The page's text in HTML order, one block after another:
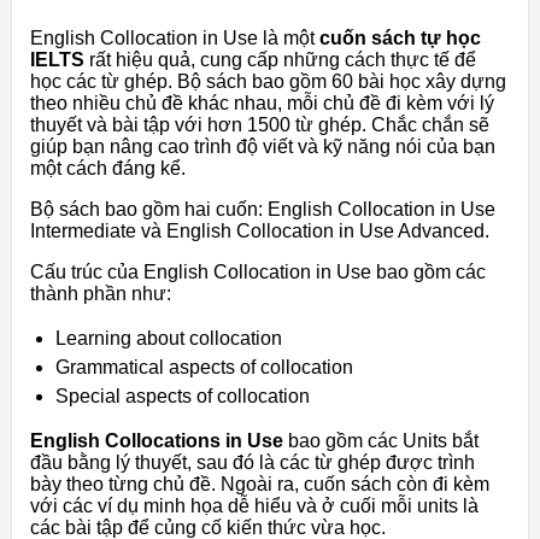
English Collocation in Use là mộtcuốn sách tự học
IELTS rất hiệu quả, cung cấp những cách thực tế để
học các từ ghép. Bộ sách bao gồm 60 bài học xây dựng
theo nhiều chủ đề khác nhau, mỗi chủ đề đi kèm với lý
thuyết và bài tập với hơn 1500 từ ghép. Chắc chắn sẽ
giúp bạn nâng cao trình độ viết và kỹ năng nói của bạn
một cách đáng kể.
Bộ sách bao gồm hai cuốn: English Collocation in Use
Intermediate và English Collocation in Use Advanced.
Cấu trúc của English Collocation in Use bao gồm các
thành phần như:
Learning about collocation
Grammatical aspects of collocation
Special aspects of collocation
English Collocations in Use bao gồm các Units bắt
đầu bằng lý thuyết, sau đó là các từ ghép được trình
bày theo từng chủ đề. Ngoài ra, cuốn sách còn đi kèm
với các ví dụ minh họa dễ hiểu và ở cuối mỗi units là
các bài tập để củng cố kiến thức vừa học.